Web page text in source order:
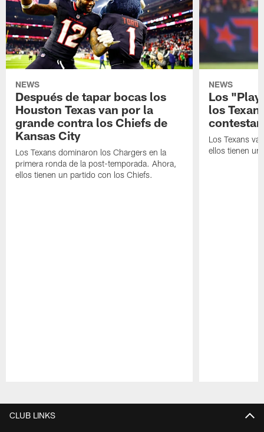
NEWS
Después de tapar bocas los
Houston Texas van por la
grande contra los Chiefs de
Kansas City
Los Texans dominaron los Chargers en la
primera ronda de la post-temporada. Ahora,
ellos tienen un partido con los Chiefs.
NEWS
Los
los
contestar
Los Texans
ellos tienen un
CLUB LINKS